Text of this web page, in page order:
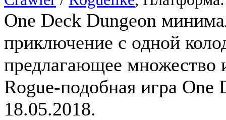
One Deck Dungeon
приключение с одной
предлагающее
Rogue-подобная игра One
18.05.2018.